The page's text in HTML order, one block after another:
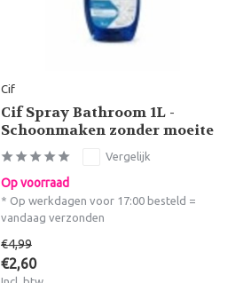
Cif
Cif Spray Bathroom 1L -
Schoonmaken zonder moeite
Vergelijk
Op voorraad
* Op werkdagen voor 17:00 besteld =
vandaag verzonden
€4,99
€2,60